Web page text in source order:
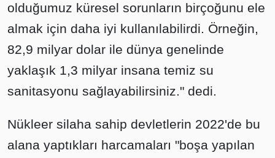
olduğumuz küresel sorunların birçoğunu ele
almak için daha iyi kullanılabilirdi. Örneğin,
82,9 milyar dolar ile dünya genelinde
yaklaşık 1,3 milyar insana temiz su
sanitasyonu sağlayabilirsiniz." dedi.
Nükleer silaha sahip devletlerin 2022'de bu
alana yaptıkları harcamaları "boşa yapılan